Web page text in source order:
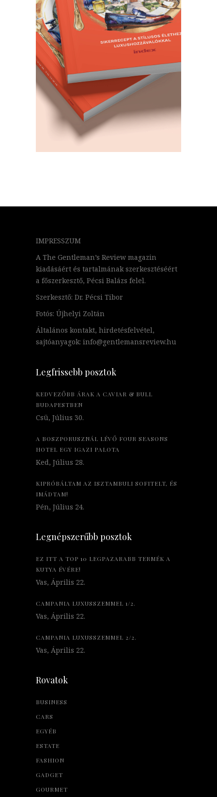
IMPRESSZUM
A The Gentleman’s Review magazin
kiadásáért és tartalmának szerkesztéséért
a főszerkesztő, Pécsi Balázs felel.
Szerkesztő: Dr. Pécsi Tibor
Fotós: Újhelyi Zoltán
Általános kontakt, hirdetésfelvétel,
sajtóanyagok: info@gentlemansreview.hu
Legfrissebb posztok
KEDVEZŐBB ÁRAK A CAVIAR & BULL
BUDAPESTBEN
Csü, Július 30.
A BOSZPORUSZNÁL LÉVŐ FOUR SEASONS
HOTEL EGY IGAZI PALOTA
Ked, Július 28.
KIPRÓBÁLTAM AZ ISZTAMBULI SOFITELT, ÉS
IMÁDTAM!
Pén, Július 24.
Legnépszerűbb posztok
EZ ITT A TOP 10 LEGPAZARABB TERMÉK A
KUTYA ÉVÉRE!
Vas, Április 22.
CAMPANIA LUXUSSZEMMEL 1/2.
Vas, Április 22.
CAMPANIA LUXUSSZEMMEL 2/2.
Vas, Április 22.
Rovatok
BUSINESS
CARS
EGYÉB
ESTATE
FASHION
GADGET
GOURMET